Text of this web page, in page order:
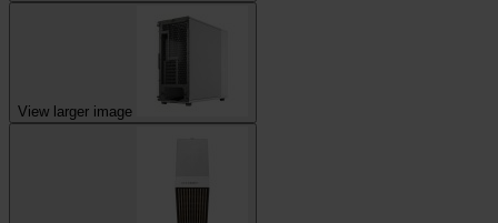
View larger image